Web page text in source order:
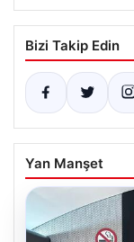
Bizi Takip Edin
Yan Manşet